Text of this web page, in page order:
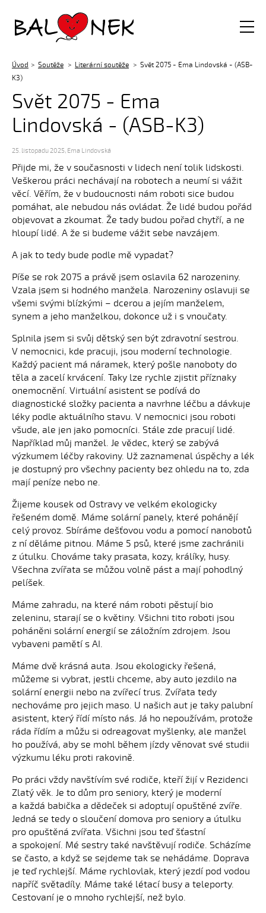
Balónek z.s.
Úvod Soutěže Literární soutěže
Svět 2075 - Ema Lindovská - (ASB-
K3)
Svět 2075 - Ema
Lindovská - (ASB-K3)
25. listopadu 2025, Ema Lindovská
Přijde mi, že v současnosti v lidech není tolik lidskosti.
Veškerou práci nechávají na robotech a neumí si vážit
věcí. Věřím, že v budoucnosti nám roboti sice budou
pomáhat, ale nebudou nás ovládat. Že lidé budou pořád
objevovat a zkoumat. Že tady budou pořad chytří, a ne
hloupí lidé. A že si budeme vážit sebe navzájem.
A jak to tedy bude podle mě vypadat?
Píše se rok 2075 a právě jsem oslavila 62 narozeniny.
Vzala jsem si hodného manžela. Narozeniny oslavuji se
všemi svými blízkými – dcerou a jejím manželem,
synem a jeho manželkou, dokonce už i s vnoučaty.
Splnila jsem si svůj dětský sen být zdravotní sestrou.
V nemocnici, kde pracuji, jsou moderní technologie.
Každý pacient má náramek, který pošle nanoboty do
těla a zacelí krvácení. Taky lze rychle zjistit příznaky
onemocnění. Virtuální asistent se podívá do
diagnostické složky pacienta a navrhne léčbu a dávkuje
léky podle aktuálního stavu. V nemocnici jsou roboti
všude, ale jen jako pomocníci. Stále zde pracují lidé.
Například můj manžel. Je vědec, který se zabývá
výzkumem léčby rakoviny. Už zaznamenal úspěchy a lék
je dostupný pro všechny pacienty bez ohledu na to, zda
mají peníze nebo ne.
Žijeme kousek od Ostravy ve velkém ekologicky
řešeném domě. Máme solární panely, které pohánějí
celý provoz. Sbíráme dešťovou vodu a pomocí nanobotů
z ní děláme pitnou. Máme 5 psů, které jsme zachránili
z útulku. Chováme taky prasata, kozy, králíky, husy.
Všechna zvířata se můžou volně pást a mají pohodlný
pelíšek.
Máme zahradu, na které nám roboti pěstují bio
zeleninu, starají se o květiny. Všichni tito roboti jsou
poháněni solární energií se záložním zdrojem. Jsou
vybaveni pamětí s AI.
Máme dvě krásná auta. Jsou ekologicky řešená,
můžeme si vybrat, jestli chceme, aby auto jezdilo na
solární energii nebo na zvířecí trus. Zvířata tedy
nechováme pro jejich maso. U našich aut je taky palubní
asistent, který řídí místo nás. Já ho nepoužívám, protože
ráda řídím a můžu si odreagovat myšlenky, ale manžel
ho používá, aby se mohl během jízdy věnovat své studii
výzkumu léku proti rakovině.
Po práci vždy navštívím své rodiče, kteří žijí v Rezidenci
Zlatý věk. Je to dům pro seniory, který je moderní
a každá babička a dědeček si adoptují opuštěné zvíře.
Jedná se tedy o sloučení domova pro seniory a útulku
pro opuštěná zvířata. Všichni jsou teď šťastní
a spokojení. Mé sestry také navštěvují rodiče. Scházíme
se často, a když se sejdeme tak se nehádáme. Doprava
je teď rychlejší. Máme rychlovlak, který jezdí pod vodou
napříč světadíly. Máme také létací busy a teleporty.
Cestovaní je o mnoho rychlejší, než bylo.